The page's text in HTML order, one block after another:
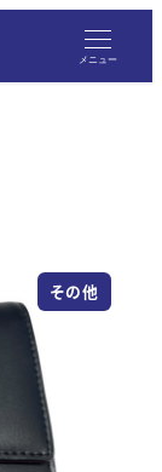
メニュー
その他